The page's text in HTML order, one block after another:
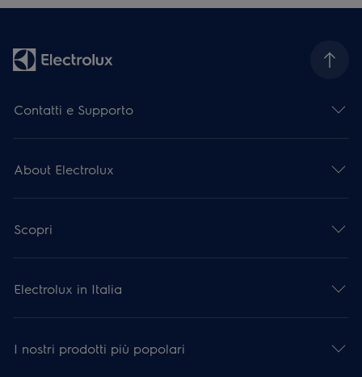
Contatti e Supporto
About Electrolux
Scopri
Electrolux in Italia
I nostri prodotti più popolari